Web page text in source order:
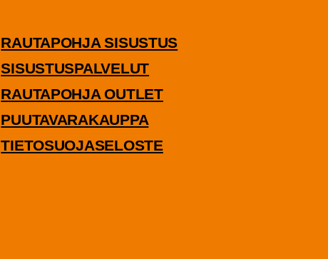
RAU­TA­POH­JA SISUSTUS
SISUS­TUS­PAL­VE­LUT
RAU­TA­POH­JA OUTLET
PUU­TA­VA­RA­KAUP­PA
TIE­TO­SUO­JA­SE­LOS­TE